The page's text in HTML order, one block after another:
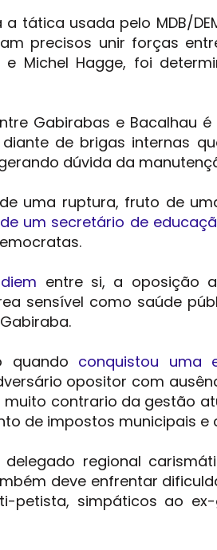
tática usada pelo MDB/
precisos unir forças
Michel Hagge, foi
Gabirabas e Bacalhau
de brigas internas
dúvida da
uma ruptura, fruto de
um secretário de
entre si, a oposição
sensível como saúde
quando conquistou uma
opositor com
contrario da gestão
de impostos municipais e
delegado regional
deve enfrentar
petista, simpáticos ao